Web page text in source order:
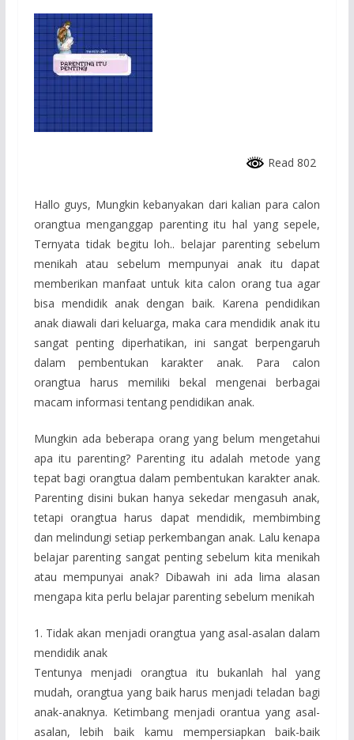
Read 802
Hallo guys, Mungkin kebanyakan dari kalian para calon
orangtua menganggap parenting itu hal yang sepele,
Ternyata tidak begitu loh.. belajar parenting sebelum
menikah atau sebelum mempunyai anak itu dapat
memberikan manfaat untuk kita calon orang tua agar
bisa mendidik anak dengan baik. Karena pendidikan
anak diawali dari keluarga, maka cara mendidik anak itu
sangat penting diperhatikan, ini sangat berpengaruh
dalam pembentukan karakter anak. Para calon
orangtua harus memiliki bekal mengenai berbagai
macam informasi tentang pendidikan anak.
Mungkin ada beberapa orang yang belum mengetahui
apa itu parenting? Parenting itu adalah metode yang
tepat bagi orangtua dalam pembentukan karakter anak.
Parenting disini bukan hanya sekedar mengasuh anak,
tetapi orangtua harus dapat mendidik, membimbing
dan melindungi setiap perkembangan anak. Lalu kenapa
belajar parenting sangat penting sebelum kita menikah
atau mempunyai anak? Dibawah ini ada lima alasan
mengapa kita perlu belajar parenting sebelum menikah
1. Tidak akan menjadi orangtua yang asal-asalan dalam
mendidik anak
Tentunya menjadi orangtua itu bukanlah hal yang
mudah, orangtua yang baik harus menjadi teladan bagi
anak-anaknya. Ketimbang menjadi orantua yang asal-
asalan, lebih baik kamu mempersiapkan baik-baik